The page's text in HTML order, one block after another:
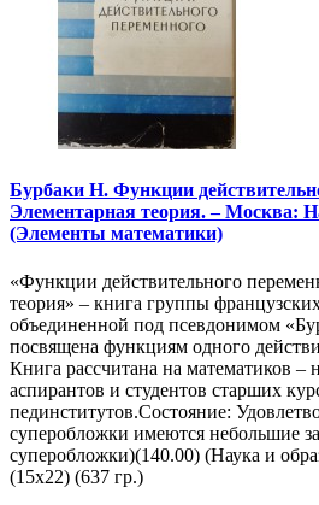
Бурбаки Н. Функции
Элементарная теория. – Москва:
(Элементы математики)
«Функции действительного
теория» – книга группы
объединенной под псевдонимом
посвящена функциям одного
Книга рассчитана на математиков –
аспирантов и студентов старших
пединститутов.Состояние:
суперобложки имеются небольшие
суперобложки)(140.00) (Наука и
(15х22) (637 гр.)